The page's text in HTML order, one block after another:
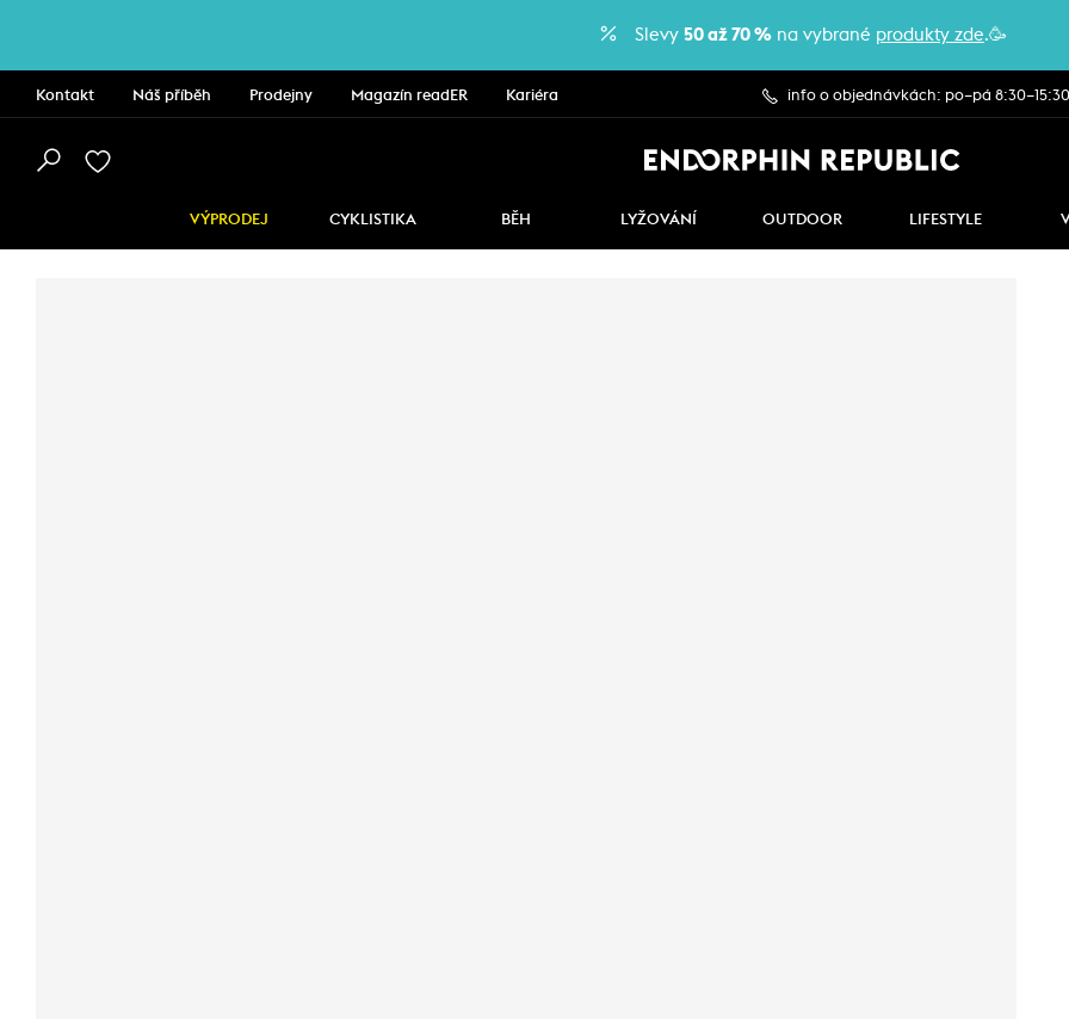
Slevy 50 až 70 % na vybrané produkty zde.🥳
Kontakt Náš příběh Prodejny Magazín readER Kariéra info o objednávkách: po–pá 8:30–15:30
VÝPRODEJ CYKLISTIKA BĚH LYŽOVÁNÍ OUTDOOR LIFESTYLE